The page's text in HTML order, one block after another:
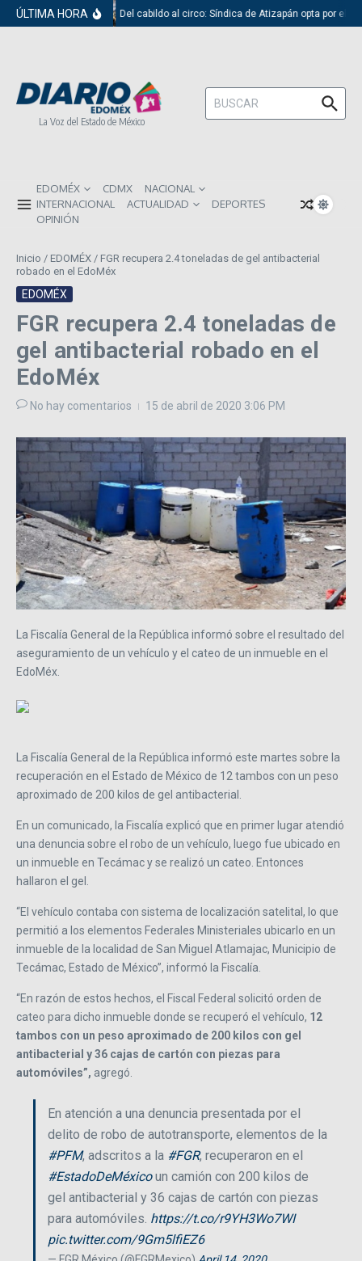
Saltar al contenido
ÚLTIMA HORA Del cabildo al circo: Síndica de Atizapán opta por el
La Voz del Estado de México
Buscar:
EDOMÉX CDMX
NACIONAL
INTERNACIONAL
ACTUALIDAD
DEPORTES
OPINIÓN
Inicio / EDOMÉX / FGR recupera 2.4 toneladas de gel antibacterial
robado en el EdoMéx
EDOMÉX
FGR recupera 2.4 toneladas de
gel antibacterial robado en el
EdoMéx
No hay comentarios 15 de abril de 2020 3:06 PM
La Fiscalía General de la República informó sobre el resultado del
aseguramiento de un vehículo y el cateo de un inmueble en el
EdoMéx.
La Fiscalía General de la República informó este martes sobre la
recuperación en el Estado de México de 12 tambos con un peso
aproximado de 200 kilos de gel antibacterial.
En un comunicado, la Fiscalía explicó que en primer lugar atendió
una denuncia sobre el robo de un vehículo, luego fue ubicado en
un inmueble en Tecámac y se realizó un cateo. Entonces
hallaron el gel.
“El vehículo contaba con sistema de localización satelital, lo que
permitió a los elementos Federales Ministeriales ubicarlo en un
inmueble de la localidad de San Miguel Atlamajac, Municipio de
Tecámac, Estado de México”, informó la Fiscalía.
“En razón de estos hechos, el Fiscal Federal solicitó orden de
cateo para dicho inmueble donde se recuperó el vehículo, 12
tambos con un peso aproximado de 200 kilos con gel
antibacterial y 36 cajas de cartón con piezas para
automóviles”, agregó.
En atención a una denuncia presentada por el
delito de robo de autotransporte, elementos de la
#PFM, adscritos a la #FGR, recuperaron en el
#EstadoDeMéxicoun camión con 200 kilos de
gel antibacterial y 36 cajas de cartón con piezas
para automóviles. https://t.co/r9YH3Wo7WI
pic.twitter.com/9Gm5lfiEZ6